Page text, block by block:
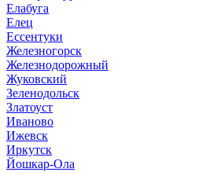
Елабуга
Елец
Ессентуки
Железногорск
Железнодорожный
Жуковский
Зеленодольск
Златоуст
Иваново
Ижевск
Иркутск
Йошкар-Ола